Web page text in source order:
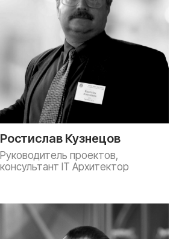
Ростислав Кузнецов
Руководитель проектов,
консультант IT Архитектор